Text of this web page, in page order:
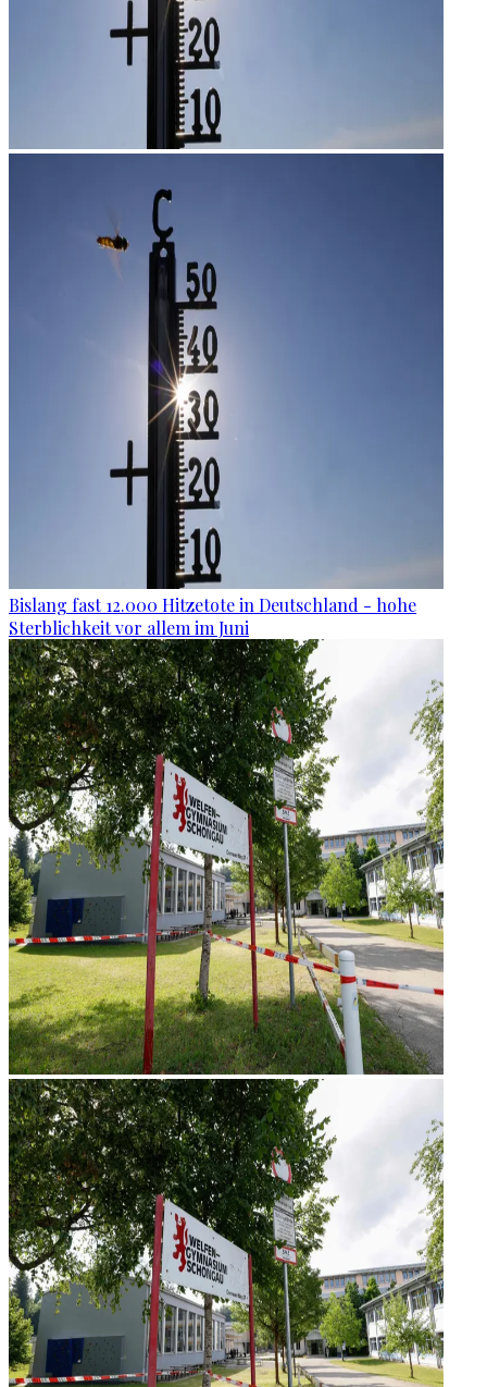
Bislang fast 12.000 Hitzetote in Deutschland - hohe
Sterblichkeit vor allem im Juni